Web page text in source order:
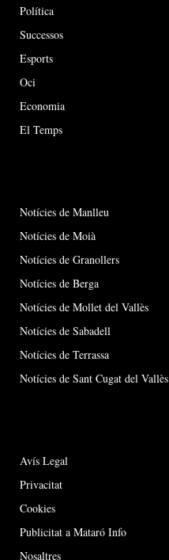
Política
Successos
Esports
Oci
Economia
El Temps
Notícies de Manlleu
Notícies de Moià
Notícies de Granollers
Notícies de Berga
Notícies de Mollet del Vallès
Notícies de Sabadell
Notícies de Terrassa
Notícies de Sant Cugat del Vallès
Avís Legal
Privacitat
Cookies
Publicitat a Mataró Info
Nosaltres